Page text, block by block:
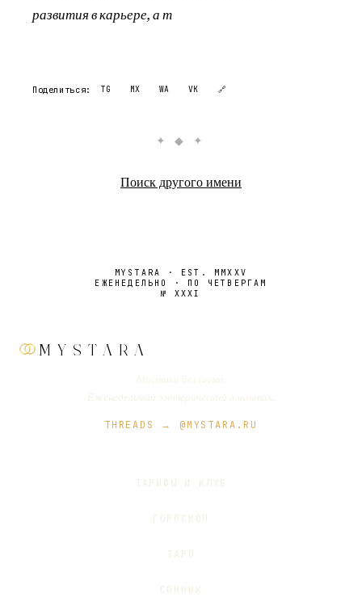
развития в карьере, а т
Поделиться: TG MX WA VK 🔗
✦ ◆ ✦
Поиск другого имени
MYSTARA · EST. MMXXV
ЕЖЕНЕДЕЛЬНО · ПО ЧЕТВЕРГАМ
№ XXXI
MYSTARA
THREADS → @MYSTARA.RU
ТАРИФЫ И КЛУБ
ГОРОСКОП
ТАРО
СОННИК